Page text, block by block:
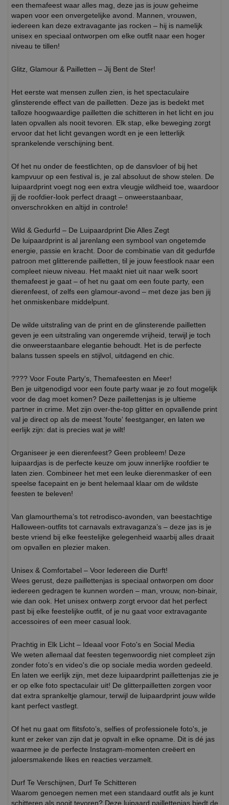
een themafeest waar alles mag, deze jas is jouw geheime
wapen voor een onvergetelijke avond. Mannen, vrouwen,
iedereen kan deze extravagante jas rocken – hij is namelijk
unisex en speciaal ontworpen om elke outfit naar een hoger
niveau te tillen!
Glitz, Glamour & Pailletten – Jij Bent de Ster!
Het eerste wat mensen zullen zien, is het spectaculaire
glinsterende effect van de pailletten. Deze jas is bedekt met
talloze hoogwaardige pailletten die schitteren in het licht en jou
laten opvallen als nooit tevoren. Elk stap, elke beweging zorgt
ervoor dat het licht gevangen wordt en je een letterlijk
sprankelende verschijning bent.
Of het nu onder de feestlichten, op de dansvloer of bij het
kampvuur op een festival is, je zal absoluut de show stelen. De
luipaardprint voegt nog een extra vleugje wildheid toe, waardoor
jij de roofdier-look perfect draagt – onweerstaanbaar,
onverschrokken en altijd in controle!
Wild & Gedurfd – De Luipaardprint Die Alles Zegt
De luipaardprint is al jarenlang een symbool van ongetemde
energie, passie en kracht. Door de combinatie van dit gedurfde
patroon met glitterende pailletten, til je jouw feestlook naar een
compleet nieuw niveau. Het maakt niet uit naar welk soort
themafeest je gaat – of het nu gaat om een foute party, een
dierenfeest, of zelfs een glamour-avond – met deze jas ben jij
het onmiskenbare middelpunt.
De wilde uitstraling van de print en de glinsterende pailletten
geven je een uitstraling van ongeremde vrijheid, terwijl je toch
die onweerstaanbare elegantie behoudt. Het is de perfecte
balans tussen speels en stijlvol, uitdagend en chic.
???? Voor Foute Party's, Themafeesten en Meer!
Ben je uitgenodigd voor een foute party waar je zo fout mogelijk
voor de dag moet komen? Deze paillettenjas is je ultieme
partner in crime. Met zijn over-the-top glitter en opvallende print
val je direct op als de meest 'foute' feestganger, en laten we
eerlijk zijn: dat is precies wat je wilt!
Organiseer je een dierenfeest? Geen probleem! Deze
luipaardjas is de perfecte keuze om jouw innerlijke roofdier te
laten zien. Combineer het met een leuke dierenmasker of een
speelse facepaint en je bent helemaal klaar om de wildste
feesten te beleven!
Van glamourthema’s tot retrodisco-avonden, van beestachtige
Halloween-outfits tot carnavals extravaganza’s – deze jas is je
beste vriend bij elke feestelijke gelegenheid waarbij alles draait
om opvallen en plezier maken.
Unisex & Comfortabel – Voor Iedereen die Durft!
Wees gerust, deze paillettenjas is speciaal ontworpen om door
iedereen gedragen te kunnen worden – man, vrouw, non-binair,
wie dan ook. Het unisex ontwerp zorgt ervoor dat het perfect
past bij elke feestelijke outfit, of je nu gaat voor extravagante
accessoires of een meer casual look.
Prachtig in Elk Licht – Ideaal voor Foto's en Social Media
We weten allemaal dat feesten tegenwoordig niet compleet zijn
zonder foto’s en video's die op sociale media worden gedeeld.
En laten we eerlijk zijn, met deze luipaardprint paillettenjas zie je
er op elke foto spectaculair uit! De glitterpailletten zorgen voor
dat extra sprankeltje glamour, terwijl de luipaardprint jouw wilde
kant perfect vastlegt.
Of het nu gaat om flitsfoto’s, selfies of professionele foto's, je
kunt er zeker van zijn dat je opvalt in elke opname. Dit is dé jas
waarmee je de perfecte Instagram-momenten creëert en
jaloersmakende likes en reacties verzamelt.
Durf Te Verschijnen, Durf Te Schitteren
Waarom genoegen nemen met een standaard outfit als je kunt
schitteren als nooit tevoren? Deze luipaard paillettenjas biedt de